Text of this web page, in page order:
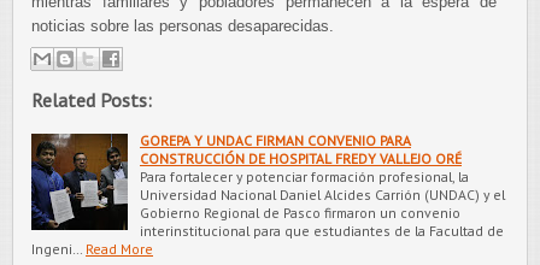
noticias sobre las personas desaparecidas.
Related Posts:
GOREPA Y UNDAC FIRMAN CONVENIO PARA
CONSTRUCCIÓN DE HOSPITAL FREDY VALLEJO ORÉ
Para fortalecer y potenciar formación profesional, la
Universidad Nacional Daniel Alcides Carrión (UNDAC) y el
Gobierno Regional de Pasco firmaron un convenio
interinstitucional para que estudiantes de la Facultad de
Ingeni…
Read More